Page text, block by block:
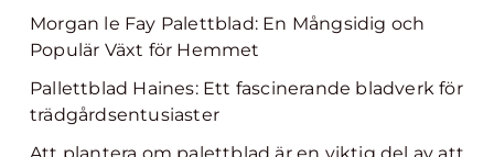
Morgan le Fay Palettblad: En Mångsidig och
Populär Växt för Hemmet
Pallettblad Haines: Ett fascinerande bladverk för
trädgårdsentusiaster